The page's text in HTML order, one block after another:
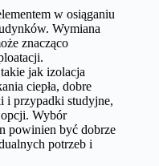
w osiąganiu
Wymiana
znacząco
jak izolacja
ciepła, dobre
i przypadki studyjne,
Wybór
powinien być dobrze
potrzeb i